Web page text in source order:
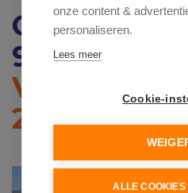
9550
219 750
onze content &
personaliseren.
Lees meer
Cookie-
ALLE COOKIES